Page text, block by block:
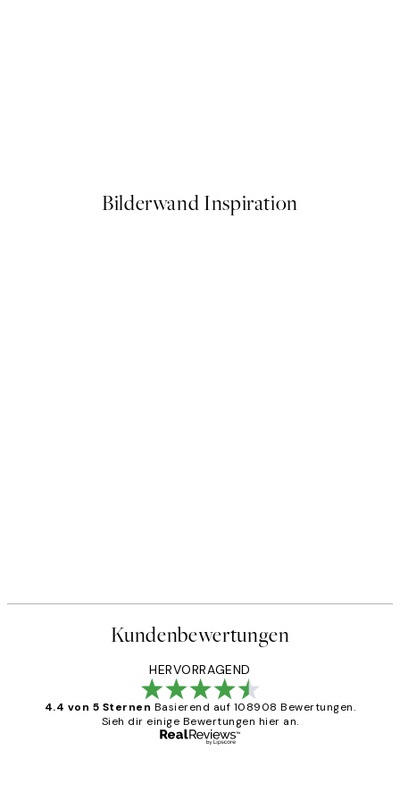
Bilderwand Inspiration
Kundenbewertungen
HERVORRAGEND
4.4 von 5 Sternen Basierend auf 108908 Bewertungen.
Sieh dir einige Bewertungen hier an.